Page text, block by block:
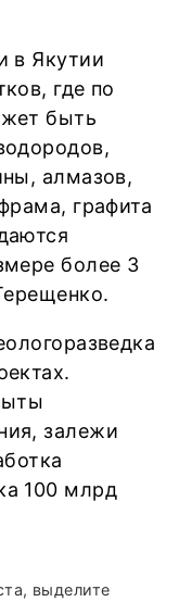
в Якутии
где по
быть
алмазов,
графита
более 3
залежи
100 млрд
выделите